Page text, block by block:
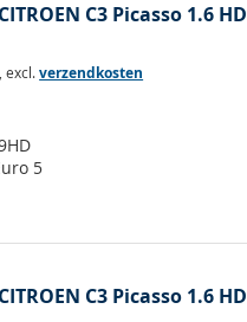
C3 Picasso 1.6
,excl.verzendkosten
5
C3 Picasso 1.6